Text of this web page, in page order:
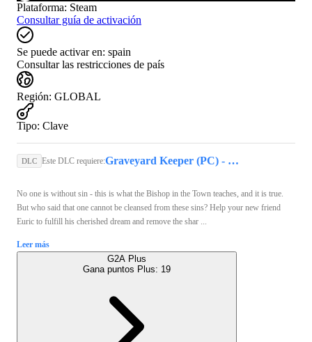
Plataforma: Steam
Consultar guía de activación
Se puede activar en: spain
Consultar las restricciones de país
Región: GLOBAL
Tipo: Clave
DLC Este DLC requiere: Graveyard Keeper (PC) - Steam Key - GLOBAL
No one is without sin - this is what the Bishop in the Town teaches, and it is true.
But who said that one cannot be cleansed from these sins? Help your new friend
Euric to fulfill his cherished dream and remove the shar ...
Leer más
G2A Plus
Gana puntos Plus: 19